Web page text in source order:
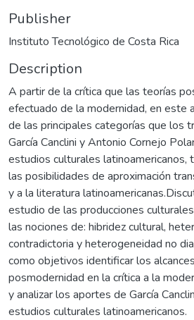
Publisher
Instituto Tecnológico de Costa Rica
Description
A partir de la crítica que las teorías
efectuado de la modernidad, en este
de las principales categorías que los
García Canclini y Antonio Cornejo
estudios culturales latinoamericanos,
las posibilidades de aproximación
y a la literatura
estudio de las producciones
las nociones de: hibridez cultural,
contradictoria y heterogeneidad no
como objetivos identificar los
posmodernidad en la crítica a la
y analizar los aportes de García
estudios culturales latinoamericanos.